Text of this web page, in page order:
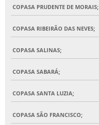
COPASA PRUDENTE DE MORAIS;
COPASA RIBEIRÃO DAS NEVES;
COPASA SALINAS;
COPASA SABARÁ;
COPASA SANTA LUZIA;
COPASA SÃO FRANCISCO;